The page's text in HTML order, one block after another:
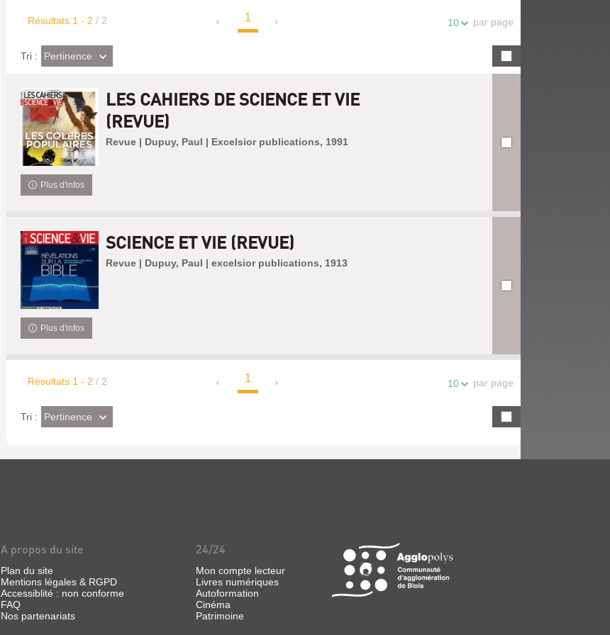
Résultats 1 - 2 / 2 1 10 par page
Tri :(Effet
imédiat)
Pertinence
LES CAHIERS DE SCIENCE ET VIE
(REVUE)
Revue | Dupuy, Paul | Excelsior publications, 1991
Plus d'infos
SCIENCE ET VIE (REVUE)
Revue | Dupuy, Paul | excelsior publications, 1913
Plus d'infos
Résultats 1 - 2 / 2 1 10 par page
Tri :(Effet
imédiat)
Pertinence
A propos du site
Plan du site
Mentions légales & RGPD
Accessiblité : non conforme
FAQ
Nos partenariats
24/24
Mon compte lecteur
Livres numériques
Autoformation
Cinéma
Patrimoine